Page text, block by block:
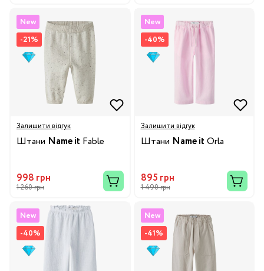
New
-21%
Залишити відгук
Штани Name it Fable
998 грн
1 260 грн
New
-40%
Залишити відгук
Штани Name it Orla
895 грн
1 490 грн
New
-40%
New
-41%